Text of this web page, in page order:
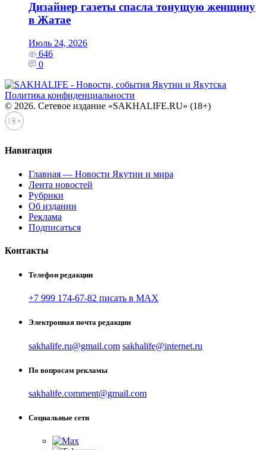
Дизайнер газеты спасла тонущую женщину
в Жатае
Июль 24, 2026
646
0
Политика конфиденциальности
© 2026. Сетевое издание «SAKHALIFE.RU» (18+)
Навигация
Главная — Новости Якутии и мира
Лента новостей
Рубрики
Об издании
Реклама
Подписаться
Контакты
Телефон редакции
+7 999 174-67-82 писать в MAX
Электронная почта редакции
sakhalife.ru@gmail.com sakhalife@internet.ru
По вопросам рекламы
sakhalife.comment@gmail.com
Социальные сети